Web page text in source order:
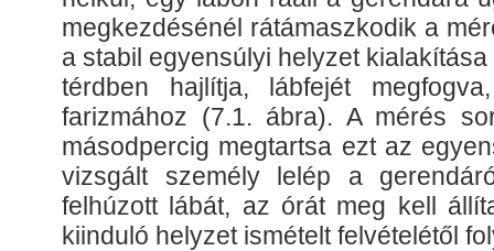
megkezdésénél rátámaszkodik a
a stabil egyensúlyi helyzet
térdben hajlítja, lábfejét
farizmához (7.1. ábra). A mérés
másodpercig megtartsa ezt az
vizsgált személy lelép a
felhúzott lábát, az órát meg kell
kiinduló helyzet ismételt felvételétől